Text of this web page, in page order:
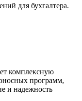
для бухгалтера.
комплексную
программ,
и надежность